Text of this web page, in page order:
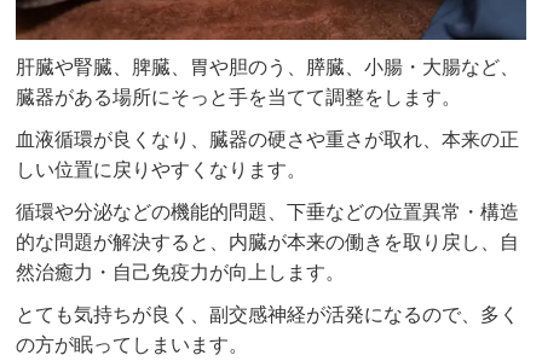
肝臓や腎臓、脾臓、胃や胆のう、膵臓、小腸・大腸など、
臓器がある場所にそっと手を当てて調整をします。
血液循環が良くなり、臓器の硬さや重さが取れ、本来の正
しい位置に戻りやすくなります。
循環や分泌などの機能的問題、下垂などの位置異常・構造
的な問題が解決すると、内臓が本来の働きを取り戻し、自
然治癒力・自己免疫力が向上します。
とても気持ちが良く、副交感神経が活発になるので、多く
の方が眠ってしまいます。